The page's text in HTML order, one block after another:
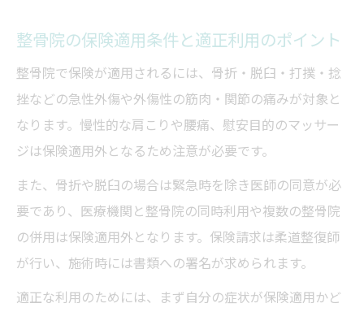
整骨院の保険適用条件と適正利用のポイント
整骨院で保険が適用されるには、骨折・脱臼・打撲・捻
挫などの急性外傷や外傷性の筋肉・関節の痛みが対象と
なります。慢性的な肩こりや腰痛、慰安目的のマッサー
ジは保険適用外となるため注意が必要です。
また、骨折や脱臼の場合は緊急時を除き医師の同意が必
要であり、医療機関と整骨院の同時利用や複数の整骨院
の併用は保険適用外となります。保険請求は柔道整復師
が行い、施術時には書類への署名が求められます。
適正な利用のためには、まず自分の症状が保険適用かど